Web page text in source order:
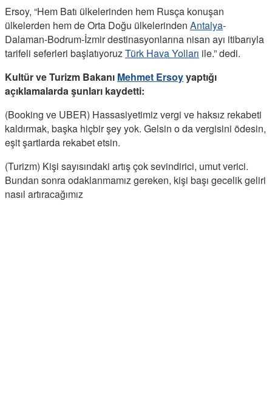
Ersoy, “Hem Batı ülkelerinden hem Rusça konuşan
ülkelerden hem de Orta Doğu ülkelerinden Antalya-
Dalaman-Bodrum-İzmir destinasyonlarına nisan ayı itibarıyla
tarifeli seferleri başlatıyoruzTürk Hava Yolları ile.” dedi.
Kultür ve Turizm Bakanı Mehmet Ersoyyaptığı
açıklamalarda şunları kaydetti:
(Booking ve UBER) Hassasiyetimiz vergi ve haksız rekabeti
kaldırmak, başka hiçbir şey yok. Gelsin o da vergisini ödesin,
eşit şartlarda rekabet etsin.
(Turizm) Kişi sayısındaki artış çok sevindirici, umut verici.
Bundan sonra odaklanmamız gereken, kişi başı gecelik geliri
nasıl artıracağımız